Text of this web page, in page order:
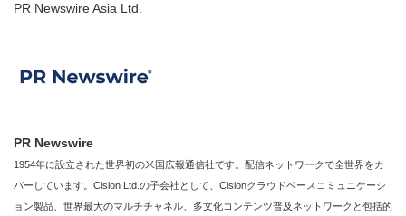
PR Newswire Asia Ltd.
PR Newswire
1954年に設立された世界初の米国広報通信社です。配信ネットワークで全世界をカ
バーしています。Cision Ltd.の子会社として、Cisionクラウドベースコミュニケーシ
ョン製品、世界最大のマルチチャネル、多文化コンテンツ普及ネットワークと包括的